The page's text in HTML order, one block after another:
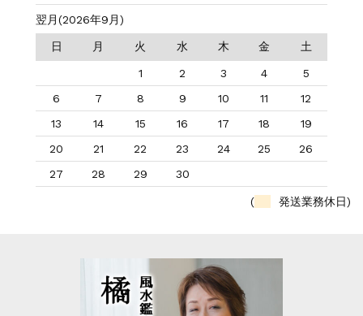
翌月(2026年9月)
日 月 火 水 木 金 土
1 2 3 4
5
6
7 8 9 10 11
12
13
14 15 16 17 18
19
20
21 22 23 24 25
26
27
28 29 30
( 発送業務休日)